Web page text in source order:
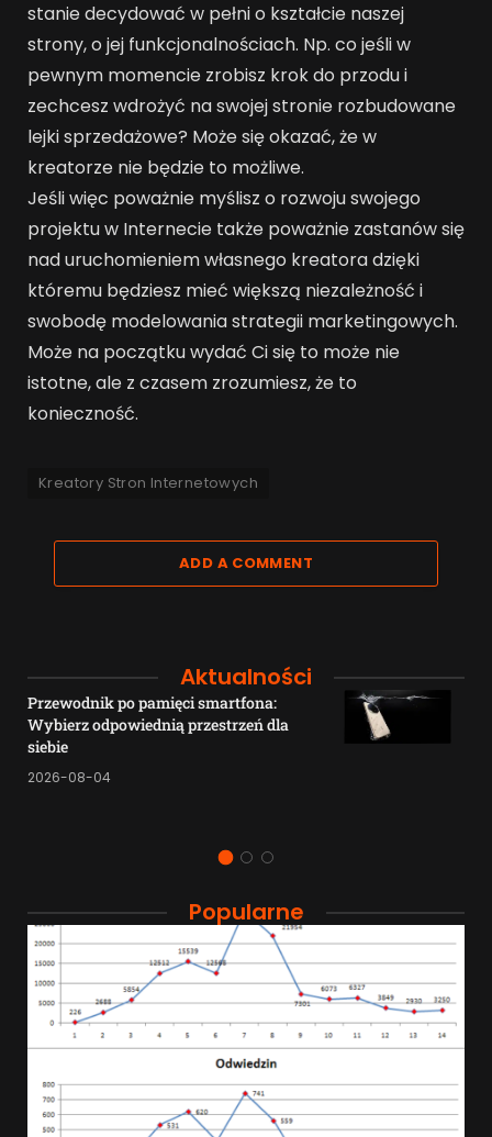
stanie decydować w pełni o kształcie naszej
strony, o jej funkcjonalnościach. Np. co jeśli w
pewnym momencie zrobisz krok do przodu i
zechcesz wdrożyć na swojej stronie rozbudowane
lejki sprzedażowe? Może się okazać, że w
kreatorze nie będzie to możliwe.
Jeśli więc poważnie myślisz o rozwoju swojego
projektu w Internecie także poważnie zastanów się
nad uruchomieniem własnego kreatora dzięki
któremu będziesz mieć większą niezależność i
swobodę modelowania strategii marketingowych.
Może na początku wydać Ci się to może nie
istotne, ale z czasem zrozumiesz, że to
konieczność.
Kreatory Stron Internetowych
ADD A COMMENT
Aktualności
Przewodnik po pamięci smartfona:
Wybierz odpowiednią przestrzeń dla
siebie
2026-08-04
Popularne